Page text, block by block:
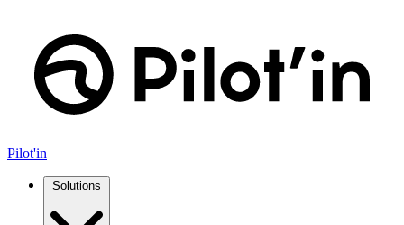
contenu
Pilot'in
Solutions